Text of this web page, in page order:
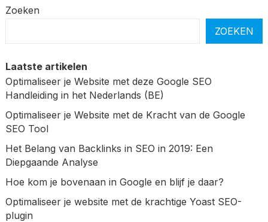
Zoeken
ZOEKEN
Laatste artikelen
Optimaliseer je Website met deze Google SEO
Handleiding in het Nederlands (BE)
Optimaliseer je Website met de Kracht van de Google
SEO Tool
Het Belang van Backlinks in SEO in 2019: Een
Diepgaande Analyse
Hoe kom je bovenaan in Google en blijf je daar?
Optimaliseer je website met de krachtige Yoast SEO-
plugin